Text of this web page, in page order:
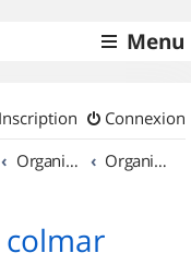
Menu
Connexion
Inscription
Organisation de sorties & Recherche de partenaires Organisation de sorties en région Alsace